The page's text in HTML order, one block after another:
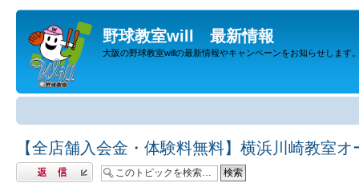
野球教室will 最新情報
大阪の野球教室willの最新情報やキャンペーンをお知らせします
【全店舗入会金・体験料無料】横浜川崎教室
返信する